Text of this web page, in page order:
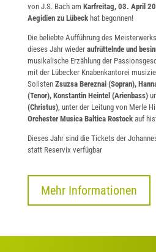
von J.S. Bach am Karfreitag, 03. April
Aegidien zu Lübeckhat begonnen!
Die beliebte Aufführung des
dieses Jahr wieder aufrüttelnde und
musikalische Erzählung der
mit der Lübecker Knabenkantorei
SolistenZsuzsa Bereznai (Sopran),
(Tenor), Konstantin Heintel (Arienbass)
(Christus), unter der Leitung von Merle
Orchester Musica Baltica Rostockauf
Dieses Jahr sind die Tickets der
statt Reservix verfügbar
Mehr Informationen